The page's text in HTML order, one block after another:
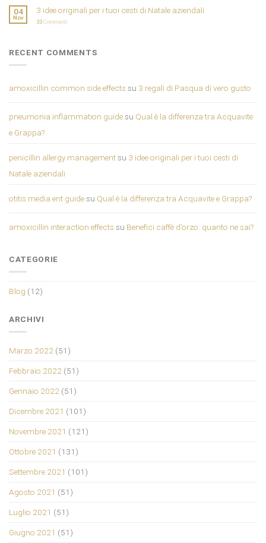
04
Nov
3 idee originali per i tuoi cesti di Natale aziendali
33Commenti
RECENT COMMENTS
amoxicillin common side effects su 3 regali di Pasqua di vero gusto
pneumonia inflammation guidesu Qual è la differenza tra Acquavite
e Grappa?
penicillin allergy managementsu 3 idee originali per i tuoi cesti di
Natale aziendali
otitis media ent guidesu Qual è la differenza tra Acquavite e Grappa?
amoxicillin interaction effects su Benefici caffè d’orzo: quanto ne sai?
CATEGORIE
Blog (12)
ARCHIVI
Marzo 2022 (51)
Febbraio 2022 (51)
Gennaio 2022 (51)
Dicembre 2021 (101)
Novembre 2021 (121)
Ottobre 2021 (131)
Settembre 2021 (101)
Agosto 2021 (51)
Luglio 2021 (51)
Giugno 2021 (51)